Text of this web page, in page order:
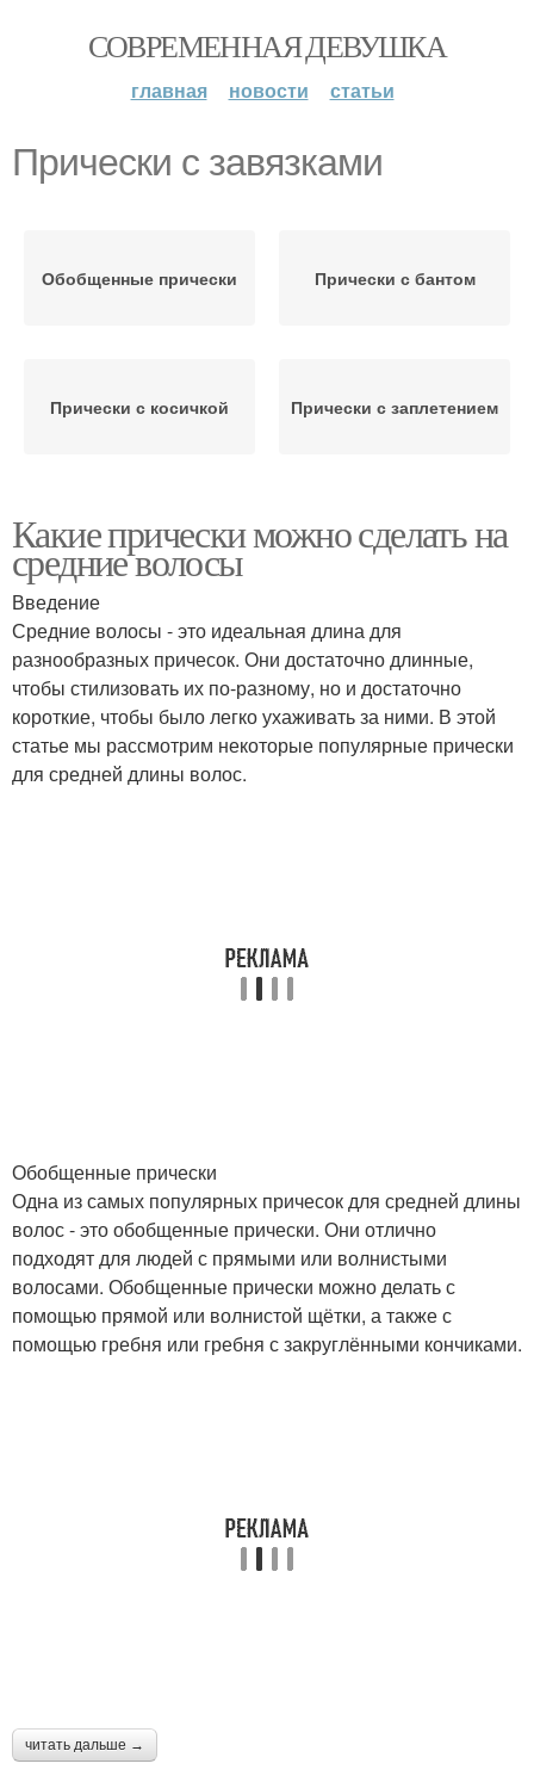
СОВРЕМЕННАЯ ДЕВУШКА
главная новости статьи
Прически с завязками
Обобщенные прически Прически с бантом
Прически с косичкой Прически с заплетением
Какие прически можно сделать на
средние волосы
Введение
Средние волосы - это идеальная длина для
разнообразных причесок. Они достаточно длинные,
чтобы стилизовать их по-разному, но и достаточно
короткие, чтобы было легко ухаживать за ними. В этой
статье мы рассмотрим некоторые популярные прически
для средней длины волос.
Обобщенные прически
Одна из самых популярных причесок для средней длины
волос - это обобщенные прически. Они отлично
подходят для людей с прямыми или волнистыми
волосами. Обобщенные прически можно делать с
помощью прямой или волнистой щётки, а также с
помощью гребня или гребня с закруглёнными кончиками.
читать дальше →